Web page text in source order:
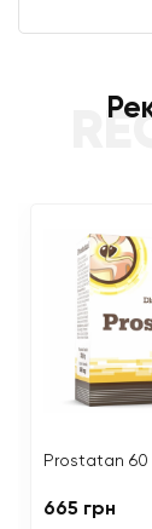
Prostatan
665 грн